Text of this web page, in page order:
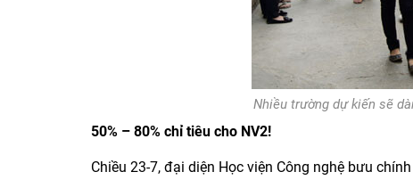
Nhiều trường dự kiến sẽ
50% – 80% chỉ tiêu cho NV2!
Chiều 23-7, đại diện Học viện Công nghệ bưu